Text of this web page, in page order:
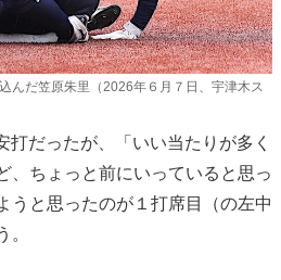
んだ笠原朱里（2026年６月７日、宇津木ス
打だったが、「いい当たりが多く
、ちょっと前にいっていると思っ
うと思ったのが１打席目（の左中
。